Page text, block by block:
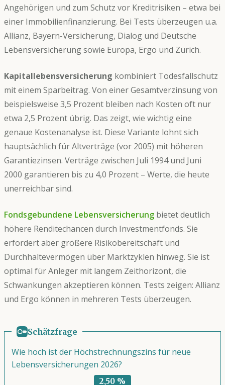
Angehörigen und zum Schutz vor Kreditrisiken – etwa bei
einer Immobilienfinanzierung. Bei Tests überzeugen u.a.
Allianz, Bayern-Versicherung, Dialog und Deutsche
Lebensversicherung sowie Europa, Ergo und Zurich.
Kapitallebensversicherung kombiniert Todesfallschutz
mit einem Sparbeitrag. Von einer Gesamtverzinsung von
beispielsweise 3,5 Prozent bleiben nach Kosten oft nur
etwa 2,5 Prozent übrig. Das zeigt, wie wichtig eine
genaue Kostenanalyse ist. Diese Variante lohnt sich
hauptsächlich für Altverträge (vor 2005) mit höheren
Garantiezinsen. Verträge zwischen Juli 1994 und Juni
2000 garantieren bis zu 4,0 Prozent – Werte, die heute
unerreichbar sind.
Fondsgebundene Lebensversicherung bietet deutlich
höhere Renditechancen durch Investmentfonds. Sie
erfordert aber größere Risikobereitschaft und
Durchhaltevermögen über Marktzyklen hinweg. Sie ist
optimal für Anleger mit langem Zeithorizont, die
Schwankungen akzeptieren können. Tests zeigen: Allianz
und Ergo können in mehreren Tests überzeugen.
Schätzfrage
Wie hoch ist der Höchstrechnungszins für neue
Lebensversicherungen 2026?
2,50 %